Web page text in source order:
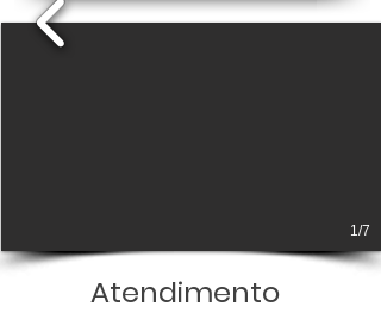
1/7
Atendimento